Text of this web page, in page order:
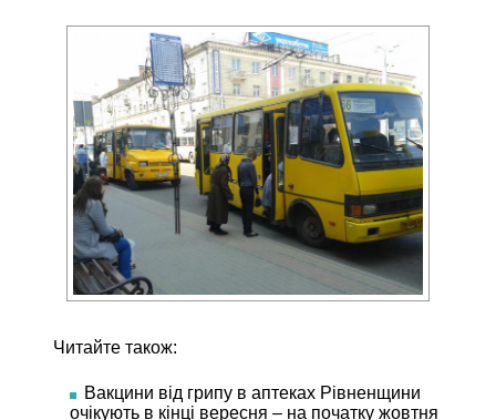
Читайте також:
Вакцини від грипу в аптеках Рівненщини
очікують в кінці вересня – на початку жовтня